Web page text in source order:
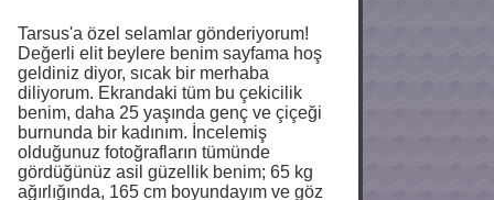
Tarsus'a özel selamlar gönderiyorum!
Değerli elit beylere benim sayfama hoş
geldiniz diyor, sıcak bir merhaba
diliyorum. Ekrandaki tüm bu çekicilik
benim, daha 25 yaşında genç ve çiçeği
burnunda bir kadınım. İncelemiş
olduğunuz fotoğrafların tümünde
gördüğünüz asil güzellik benim; 65 kg
ağırlığında, 165 cm boyundayım ve göz